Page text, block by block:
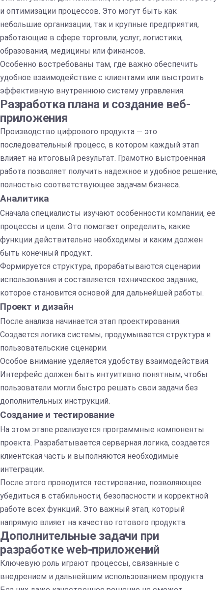
и оптимизации процессов. Это могут быть как
небольшие организации, так и крупные предприятия,
работающие в сфере торговли, услуг, логистики,
образования, медицины или финансов.
Особенно востребованы там, где важно обеспечить
удобное взаимодействие с клиентами или выстроить
эффективную внутреннюю систему управления.
Разработка плана и создание веб-
приложения
Производство цифрового продукта — это
последовательный процесс, в котором каждый этап
влияет на итоговый результат. Грамотно выстроенная
работа позволяет получить надежное и удобное решение,
полностью соответствующее задачам бизнеса.
Аналитика
Сначала специалисты изучают особенности компании, ее
процессы и цели. Это помогает определить, какие
функции действительно необходимы и каким должен
быть конечный продукт.
Формируется структура, прорабатываются сценарии
использования и составляется техническое задание,
которое становится основой для дальнейшей работы.
Проект и дизайн
После анализа начинается этап проектирования.
Создается логика системы, продумывается структура и
пользовательские сценарии.
Особое внимание уделяется удобству взаимодействия.
Интерфейс должен быть интуитивно понятным, чтобы
пользователи могли быстро решать свои задачи без
дополнительных инструкций.
Создание и тестирование
На этом этапе реализуется программные компоненты
проекта. Разрабатывается серверная логика, создается
клиентская часть и выполняются необходимые
интеграции.
После этого проводится тестирование, позволяющее
убедиться в стабильности, безопасности и корректной
работе всех функций. Это важный этап, который
напрямую влияет на качество готового продукта.
Дополнительные задачи при
разработке web-приложений
Ключевую роль играют процессы, связанные с
внедрением и дальнейшим использованием продукта.